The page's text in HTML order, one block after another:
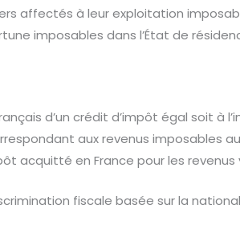
affectés à leur exploitation
imposables dans l’État de
d’un crédit d’impôt égal soit à
aux revenus imposables
acquitté en France pour les revenus
fiscale basée sur la